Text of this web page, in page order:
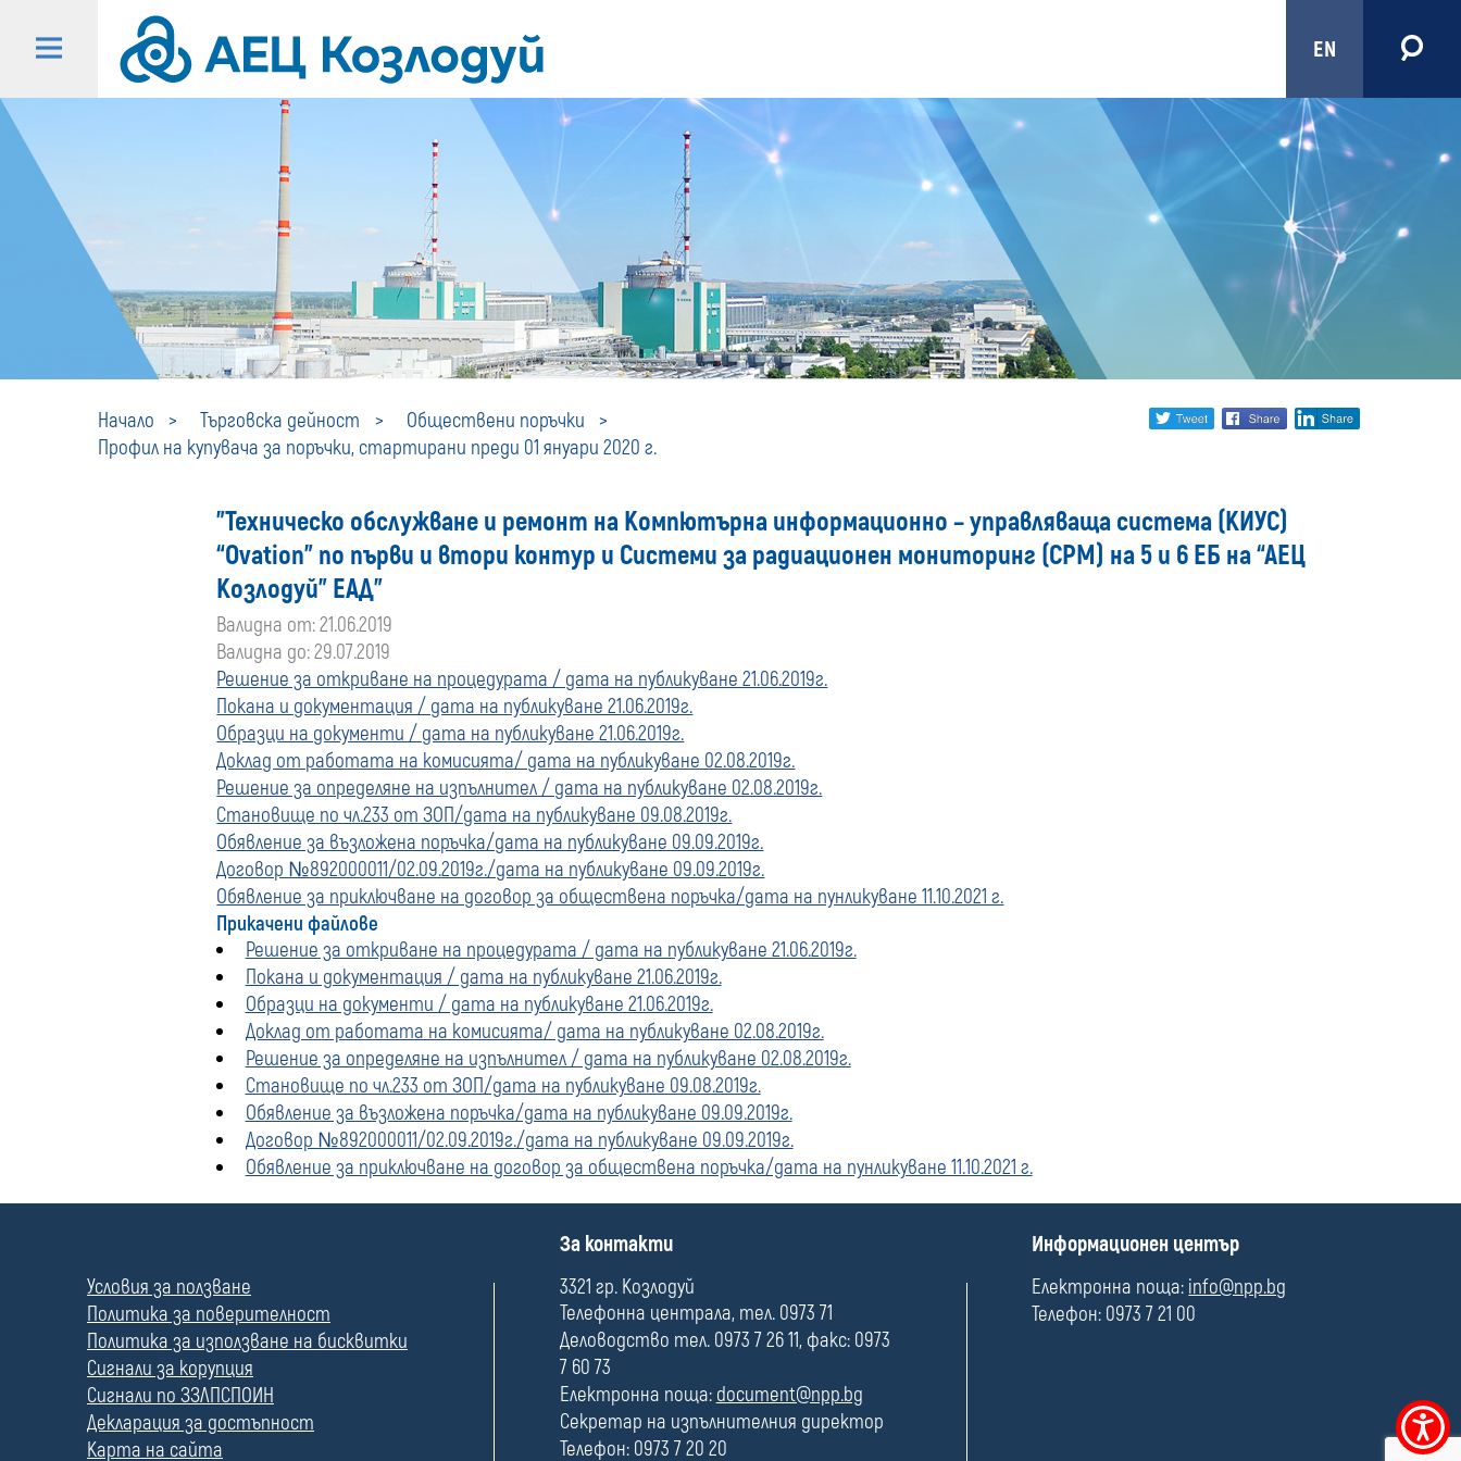
Меню
за
EN
Начало Търговска дейност
Обществени поръчки
Профил на купувача за поръчки, стартирани преди 01 януари 2020 г.
купувача
стартирани
преди
01
януари
2020
г.
Share
twitter facebook
”Техническо обслужване и ремонт на Компютърна информационно – управляваща система (КИУС)
“Ovation” по първи и втори контур и Системи за радиационен мониторинг (СРМ) на 5 и 6 ЕБ на “АЕЦ
Козлодуй” ЕАД”
Валидна от: 21.06.2019
Валидна до: 29.07.2019
Решение за откриване на процедурата / дата на публикуване 21.06.2019г.
Покана и документация / дата на публикуване 21.06.2019г.
Образци на документи / дата на публикуване 21.06.2019г.
Доклад от работата на комисията/ дата на публикуване 02.08.2019г.
Решение за определяне на изпълнител / дата на публикуване 02.08.2019г.
Становище по чл.233 от ЗОП/дата на публикуване 09.08.2019г.
Обявление за възложена поръчка/дата на публикуване 09.09.2019г.
Договор №892000011/02.09.2019г./дата на публикуване 09.09.2019г.
Обявление за приключване на договор за обществена поръчка/дата на пунликуване 11.10.2021 г.
Прикачени файлове
Решение за откриване на процедурата / дата на публикуване 21.06.2019г.
Покана и документация / дата на публикуване 21.06.2019г.
Образци на документи / дата на публикуване 21.06.2019г.
Доклад от работата на комисията/ дата на публикуване 02.08.2019г.
Решение за определяне на изпълнител / дата на публикуване 02.08.2019г.
Становище по чл.233 от ЗОП/дата на публикуване 09.08.2019г.
Обявление за възложена поръчка/дата на публикуване 09.09.2019г.
Договор №892000011/02.09.2019г./дата на публикуване 09.09.2019г.
Обявление за приключване на договор за обществена поръчка/дата на пунликуване 11.10.2021 г.
л
е
Условия за ползване
Политика за поверителност
Политика за използване на бисквитки
Сигнали за корупция
Сигнали по ЗЗЛПСПОИН
Декларация за достъпност
Карта на сайта
П
л
е
За контакти
3321 гр. Козлодуй
Телефонна централа, тел. 0973 71
Деловодство тел. 0973 7 26 11, факс: 0973
7 60 73
Електронна поща: document@npp.bg
Секретар на изпълнителния директор
Телефон: 0973 7 20 20
П
л
е
Информационен център
Електронна поща: info@npp.bg
Телефон: 0973 7 21 00